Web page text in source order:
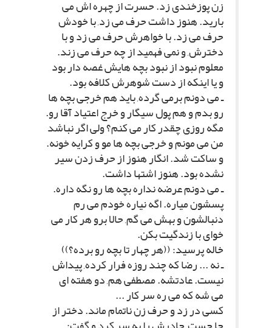
زن پوزخندى زد. حسرت از چهره اش مى
بارید. هنوز داشت حرف مى زد, با خودش
حرف مى زد. با خواهرش حرف مى زد و با
دخترش, و نمى فهمید از چه حرف مى زند.
معلوم نبود از نبود بچه هایش غصه دار بود
و یا اینکه از دست شوهرش کلافه بود.
ـ مى دونم برمى گرده, باید هم خرجى بچه ها
رو بدم و هم پول سیگار و خرج اعتیاد آقا رو.
مگه روزى چقدر کار مى کنم؟ ولى اگر نباشد
من مى مونم و خرجى بچه ها مو و کرایه خونه.
و ساکت شد. انگار هنوز از حرف زدن سیر
نشده بود. هنوز اشتها داشت.
ـ مى دونم عرضه نداره بچه ها رو نگه داره.
پسشون میاره. اگه نیاره خودم مى رم
دنبالشون و بهش مى گم, حالا برو هر کار مى
خواى با زندگیت بکن.
خاله پرسید: ((هر چهار تا بچه رو برده؟))
ـ نه ... رضا که چند روزه فرار کرده, پیداش
نیست. عادتشه. مصطفى هم, دو هفته اى
مى شه که مى ره سر کار ...
کسى در زد و حرف زن ناتمام ماند. دختر از